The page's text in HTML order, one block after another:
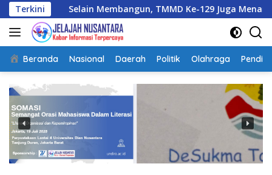
Langsung
ke
konten
Terkini
Selain Membangun, TMMD Ke-129 Juga Menanam Harapan
Beranda Nasional Daerah Politik Olahraga